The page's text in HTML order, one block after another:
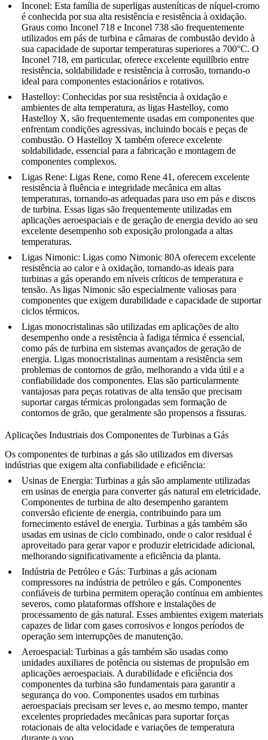
Inconel: Esta família de superligas austeníticas de níquel-cromo
é conhecida por sua alta resistência e resistência à oxidação.
Graus como Inconel 718 e Inconel 738 são frequentemente
utilizados em pás de turbina e câmaras de combustão devido à
sua capacidade de suportar temperaturas superiores a 700°C. O
Inconel 718, em particular, oferece excelente equilíbrio entre
resistência, soldabilidade e resistência à corrosão, tornando-o
ideal para componentes estacionários e rotativos.
Hastelloy: Conhecidas por sua resistência à oxidação e
ambientes de alta temperatura, as ligas Hastelloy, como
Hastelloy X, são frequentemente usadas em componentes que
enfrentam condições agressivas, incluindo bocais e peças de
combustão. O Hastelloy X também oferece excelente
soldabilidade, essencial para a fabricação e montagem de
componentes complexos.
Ligas Rene: Ligas Rene, como Rene 41, oferecem excelente
resistência à fluência e integridade mecânica em altas
temperaturas, tornando-as adequadas para uso em pás e discos
de turbina. Essas ligas são frequentemente utilizadas em
aplicações aeroespaciais e de geração de energia devido ao seu
excelente desempenho sob exposição prolongada a altas
temperaturas.
Ligas Nimonic: Ligas como Nimonic 80A oferecem excelente
resistência ao calor e à oxidação, tornando-as ideais para
turbinas a gás operando em níveis críticos de temperatura e
tensão. As ligas Nimonic são especialmente valiosas para
componentes que exigem durabilidade e capacidade de suportar
ciclos térmicos.
Ligas monocristalinas são utilizadas em aplicações de alto
desempenho onde a resistência à fadiga térmica é essencial,
como pás de turbina em sistemas avançados de geração de
energia. Ligas monocristalinas aumentam a resistência sem
problemas de contornos de grão, melhorando a vida útil e a
confiabilidade dos componentes. Elas são particularmente
vantajosas para peças rotativas de alta tensão que precisam
suportar cargas térmicas prolongadas sem formação de
contornos de grão, que geralmente são propensos a fissuras.
Aplicações Industriais dos Componentes de Turbinas a Gás
Os componentes de turbinas a gás são utilizados em diversas
indústrias que exigem alta confiabilidade e eficiência:
Usinas de Energia: Turbinas a gás são amplamente utilizadas
em usinas de energia para converter gás natural em eletricidade.
Componentes de turbina de alto desempenho garantem
conversão eficiente de energia, contribuindo para um
fornecimento estável de energia. Turbinas a gás também são
usadas em usinas de ciclo combinado, onde o calor residual é
aproveitado para gerar vapor e produzir eletricidade adicional,
melhorando significativamente a eficiência da planta.
Indústria de Petróleo e Gás: Turbinas a gás acionam
compressores na indústria de petróleo e gás. Componentes
confiáveis de turbina permitem operação contínua em ambientes
severos, como plataformas offshore e instalações de
processamento de gás natural. Esses ambientes exigem materiais
capazes de lidar com gases corrosivos e longos períodos de
operação sem interrupções de manutenção.
Aeroespacial: Turbinas a gás também são usadas como
unidades auxiliares de potência ou sistemas de propulsão em
aplicações aeroespaciais. Adurabilidade e eficiência dos
componentes da turbina são fundamentais para garantir a
segurança do voo. Componentes usados em turbinas
aeroespaciais precisam ser leves e, ao mesmo tempo, manter
excelentes propriedades mecânicas para suportar forças
rotacionais de alta velocidade e variações de temperatura